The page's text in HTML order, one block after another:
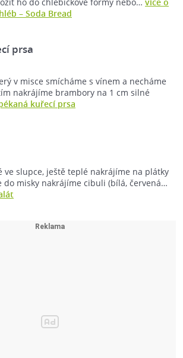
– Soda Bread
prsa
v misce smícháme s vínem a necháme
nakrájíme brambory na 1 cm silné
kuřecí prsa
ve slupce, ještě teplé nakrájíme na plátky
do misky nakrájíme cibuli (bílá, červená…